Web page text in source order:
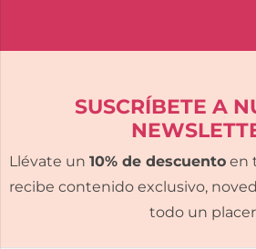
SUSCRÍBETE A
Llévate un 10% de descuentoen
recibe contenido exclusivo,
todo un